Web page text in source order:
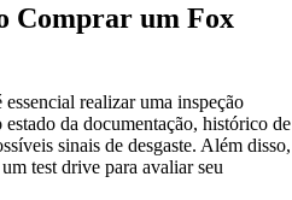
Comprar um Fox
realizar uma inspeção
da documentação, histórico de
sinais de desgaste. Além disso,
test drive para avaliar seu